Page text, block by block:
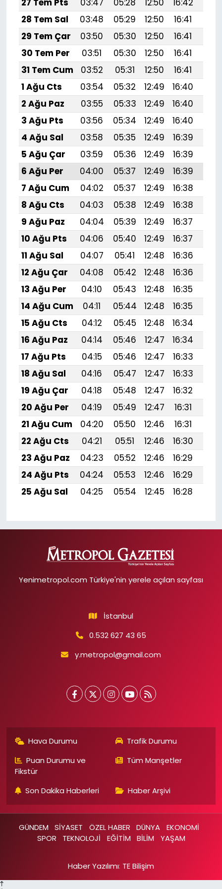
28 Tem Sal
03:48 05:29 12:50 16:41
29 Tem Çar
03:50 05:30 12:50 16:41
30 Tem Per
03:51 05:30 12:50 16:41
31 Tem Cum
03:52 05:31 12:50 16:41
1 Ağu Cts
03:54 05:32 12:49 16:40
2 Ağu Paz
03:55 05:33 12:49 16:40
3 Ağu Pts
03:56 05:34 12:49 16:40
4 Ağu Sal
03:58 05:35 12:49 16:39
5 Ağu Çar
03:59 05:36 12:49 16:39
6 Ağu Per
04:00 05:37 12:49 16:39
7 Ağu Cum
04:02 05:37 12:49 16:38
8 Ağu Cts
04:03 05:38 12:49 16:38
9 Ağu Paz
04:04 05:39 12:49 16:37
10 Ağu Pts
04:06 05:40 12:49 16:37
11 Ağu Sal
04:07 05:41 12:48 16:36
12 Ağu Çar
04:08 05:42 12:48 16:36
13 Ağu Per
04:10 05:43 12:48 16:35
14 Ağu Cum
04:11 05:44 12:48 16:35
15 Ağu Cts
04:12 05:45 12:48 16:34
16 Ağu Paz
04:14 05:46 12:47 16:34
17 Ağu Pts
04:15 05:46 12:47 16:33
18 Ağu Sal
04:16 05:47 12:47 16:33
19 Ağu Çar
04:18 05:48 12:47 16:32
20 Ağu Per
04:19 05:49 12:47 16:31
21 Ağu Cum
04:20 05:50 12:46 16:31
22 Ağu Cts
04:21 05:51 12:46 16:30
23 Ağu Paz
04:23 05:52 12:46 16:29
24 Ağu Pts
04:24 05:53 12:46 16:29
25 Ağu Sal
04:25 05:54 12:45 16:28
Yenimetropol.com Türkiye'nin yerele açılan sayfası
İstanbul
0.532 627 43 65
y.metropol@gmail.com
Hava Durumu
Trafik Durumu
Puan Durumu ve
Fikstür
Tüm Manşetler
Son Dakika Haberleri Haber Arşivi
GÜNDEM SİYASET ÖZEL HABER DÜNYA
EKONOMİ
SPOR
TEKNOLOJİ EĞİTİM BİLİM YAŞAM
Haber Yazılımı: TE Bilişim